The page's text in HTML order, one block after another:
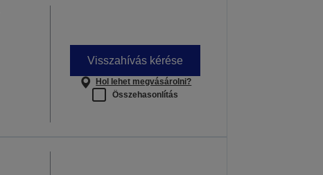
Visszahívás kérése
Hol lehet megvásárolni?
Összehasonlítás